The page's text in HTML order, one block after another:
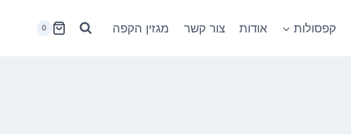
קפסולות אודות צור קשר מגזין הקפה 0